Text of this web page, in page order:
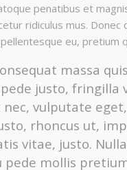
penatibus et
ridiculus mus. Donec
eu, pretium
massa
justo, fringilla
vulputate
rhoncus ut,
vitae, justo.
pede mollis